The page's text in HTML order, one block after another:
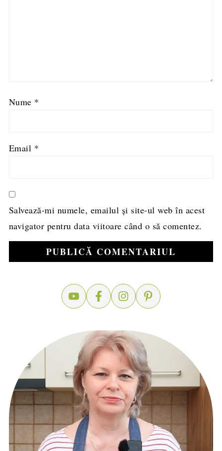
Nume *
Email *
Salvează-mi numele, emailul și site-ul web în acest
navigator pentru data viitoare când o să comentez.